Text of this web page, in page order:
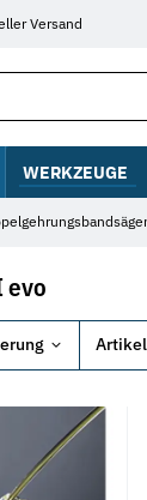
Versand
WERKZEUGE
evo